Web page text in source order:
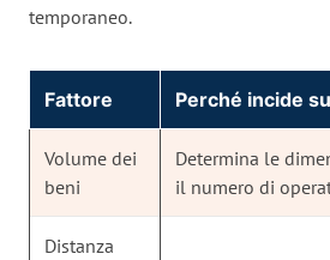
temporaneo.
Fattore Perché incide
Volume dei
beni
Determina le
il numero di
Distanza